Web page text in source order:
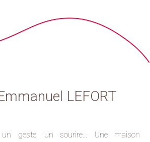
LEFORT
geste, un sourire… Une maison